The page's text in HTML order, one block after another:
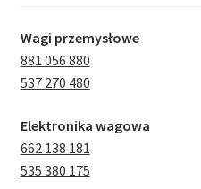
Wagi przemysłowe
881 056 880
537 270 480
Elektronika wagowa
662 138 181
535 380 175